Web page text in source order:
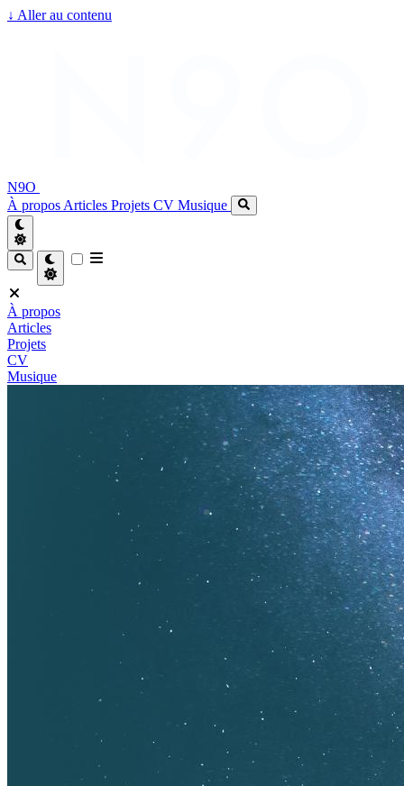
↓ Aller au contenu
N9O
À propos Articles Projets CV Musique
À propos
Articles
Projets
CV
Musique